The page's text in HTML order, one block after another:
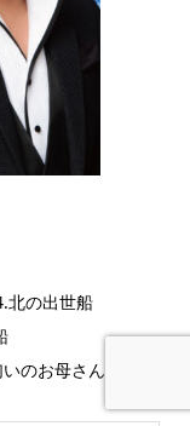
北の出世船
のお母さん